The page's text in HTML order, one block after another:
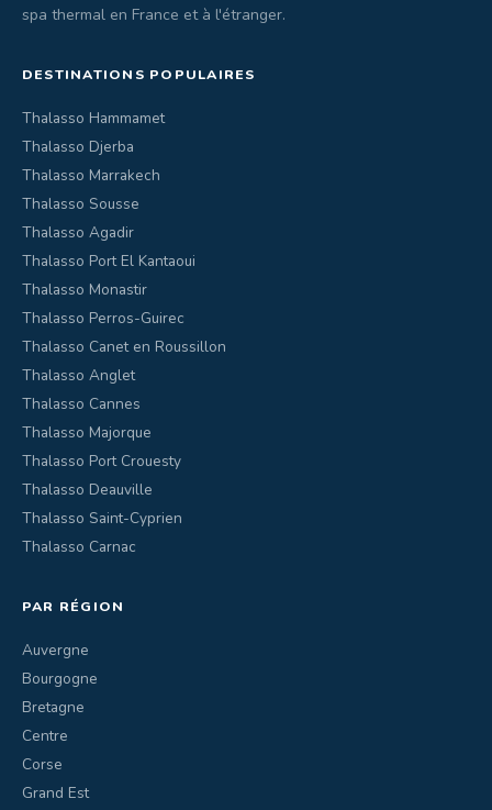
spa thermal en France et à l'étranger.
DESTINATIONS POPULAIRES
Thalasso Hammamet
Thalasso Djerba
Thalasso Marrakech
Thalasso Sousse
Thalasso Agadir
Thalasso Port El Kantaoui
Thalasso Monastir
Thalasso Perros-Guirec
Thalasso Canet en Roussillon
Thalasso Anglet
Thalasso Cannes
Thalasso Majorque
Thalasso Port Crouesty
Thalasso Deauville
Thalasso Saint-Cyprien
Thalasso Carnac
PAR RÉGION
Auvergne
Bourgogne
Bretagne
Centre
Corse
Grand Est